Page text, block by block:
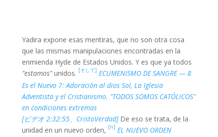
Yadira expone esas mentiras, que no son otra cosa
que las mismas manipulaciones encontradas en la
enmienda Hyde de Estados Unidos. Y es que ya todos
"estamos"unidos. [そして] ECUMENISMO DE SANGRE — 8
Es el Nuevo 7: Adoración al dios Sol, La Iglesia
Adventista y el Cristianismo. "TODOS SOMOS CATÓLICOS"
en condiciones extremas
[ビデオ 2:32:55、CristoVerdad]De eso se trata, de la
unidad en un nuevo orden, [n] EL NUEVO ORDEN